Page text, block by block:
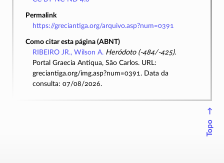
Permalink
https://greciantiga.org/arquivo.asp?num=0391
Como citar esta página (ABNT)
RIBEIRO JR., Wilson A. Heródoto (-484/-425).
Portal Graecia Antiqua, São Carlos. URL:
greciantiga.org/img.asp?num=0391. Data da
consulta: 07/08/2026.
↑
Topo